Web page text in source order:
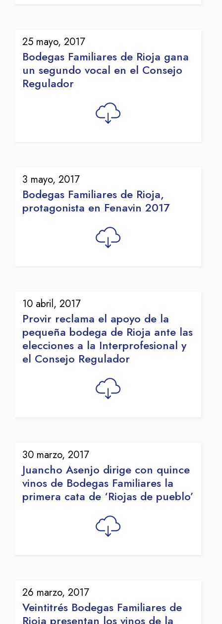
25 mayo, 2017
Bodegas Familiares de Rioja gana
un segundo vocal en el Consejo
Regulador
3 mayo, 2017
Bodegas Familiares de Rioja,
protagonista en Fenavin 2017
10 abril, 2017
Provir reclama el apoyo de la
pequeña bodega de Rioja ante las
elecciones a la Interprofesional y
el Consejo Regulador
30 marzo, 2017
Juancho Asenjo dirige con quince
vinos de Bodegas Familiares la
primera cata de ‘Riojas de pueblo’
26 marzo, 2017
Veintitrés Bodegas Familiares de
Rioja presentan los vinos de la